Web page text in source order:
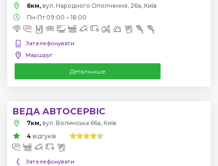
6км, вул. Народного Ополчення, 26а, Київ
Пн-Пт 09:00 – 18:00
Зателефонувати
Маршрут
Детальніше
ВЕДА АВТОСЕРВІС
7км, вул. Волинська 66а, Київ
4 відгуків
Зателефонувати